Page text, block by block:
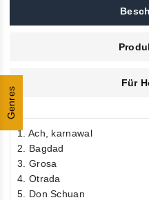
Genres
Für
1. Ach, karnawal
2. Bagdad
3. Grosa
4. Otrada
5. Don Schuan